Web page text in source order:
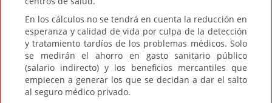
En los cálculos no se tendrá en cuenta la reducción en
esperanza y calidad de vida por culpa de la detección
y tratamiento tardíos de los problemas médicos. Solo
se medirán el ahorro en gasto sanitario público
(salario indirecto) y los beneficios mercantiles que
empiecen a generar los que se decidan a dar el salto
al seguro médico privado.